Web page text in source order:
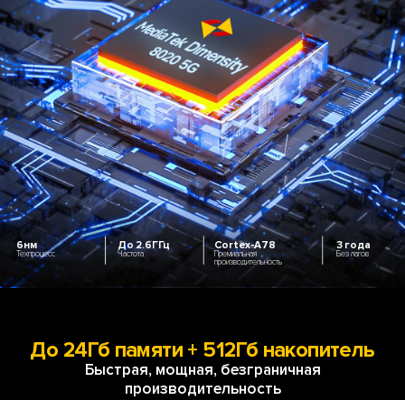
6нм
Техпроцесс
До 2.6ГГц
Частота
Cortex-A78
Премиальная
производительность
3 года
Без лагов
До 24Гб памяти + 512Гб накопитель
Быстрая, мощная, безграничная
производительность